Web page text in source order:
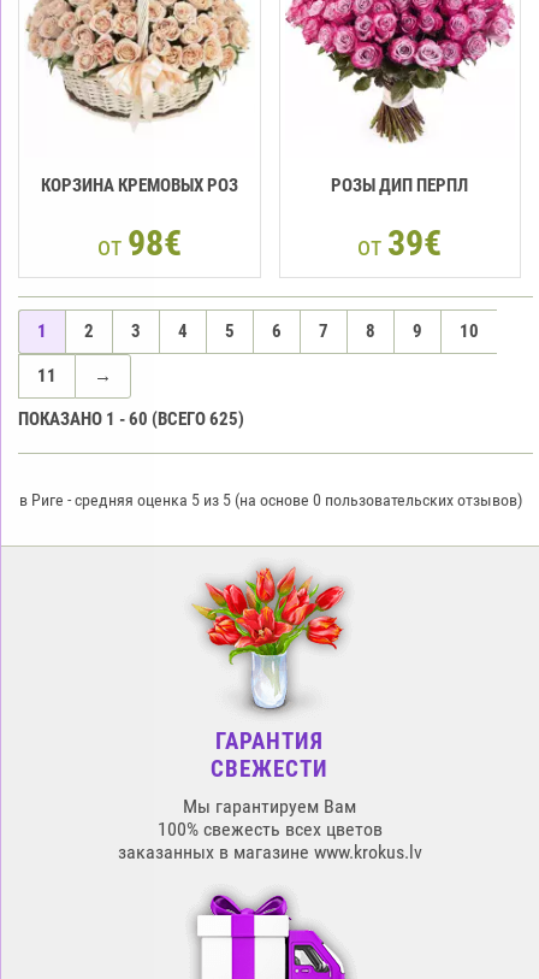
КОРЗИНА КРЕМОВЫХ РОЗ
от 98€
РОЗЫ ДИП ПЕРПЛ
от 39€
1 2 3 4 5 6 7 8 9 10
11
→
ПОКАЗАНО 1 -60 (ВСЕГО625)
в Риге -средняя оценка 5 из 5 (на основе 0 пользовательских отзывов)
ГАРАНТИЯ
СВЕЖЕСТИ
Мы гарантируем Вам
100% свежесть всех цветов
заказанных в магазине www.krokus.lv